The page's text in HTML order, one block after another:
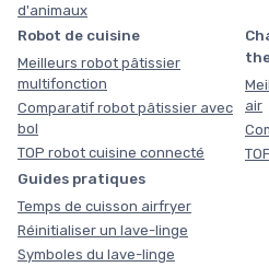
d'animaux
Robot de cuisine
Meilleurs robot pâtissier
multifonction
Comparatif robot pâtissier avec
bol
TOP robot cuisine connecté
air
Guides pratiques
Temps de cuisson airfryer
Réinitialiser un lave-linge
Symboles du lave-linge